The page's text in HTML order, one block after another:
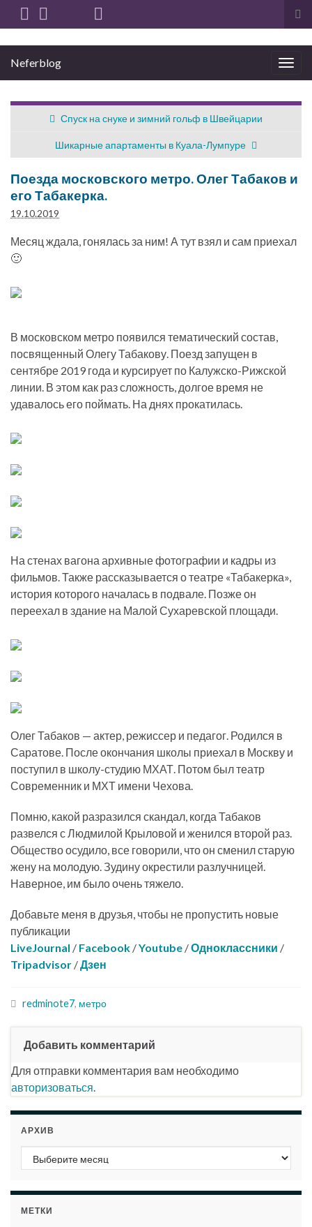
Вкл/
выкл
Neferblog
Спуск на снуке и зимний гольф в Швейцарии
Шикарные апартаменты в Куала-Лумпуре
Поезда московского метро. Олег Табаков и
его Табакерка.
19.10.2019
Месяц ждала, гонялась за ним! А тут взял и сам приехал
🙂
В московском метро появился тематический состав,
посвященный Олегу Табакову. Поезд запущен в
сентябре 2019 года и курсирует по Калужско-Рижской
линии. В этом как раз сложность, долгое время не
удавалось его поймать. На днях прокатилась.
На стенах вагона архивные фотографии и кадры из
фильмов. Также рассказывается о театре «Табакерка»,
история которого началась в подвале. Позже он
переехал в здание на Малой Сухаревской площади.
Олег Табаков — актер, режиссер и педагог. Родился в
Саратове. После окончания школы приехал в Москву и
поступил в школу-студию МХАТ. Потом был театр
Современник и МХТ имени Чехова.
Помню, какой разразился скандал, когда Табаков
развелся с Людмилой Крыловой и женился второй раз.
Общество осудило, все говорили, что он сменил старую
жену на молодую. Зудину окрестили разлучницей.
Наверное, им было очень тяжело.
Добавьте меня в друзья, чтобы не пропустить новые
публикации
LiveJournal / Facebook /Youtube /Одноклассники /
Tripadvisor / Дзен
redminote7, метро
Добавить комментарий
Для отправки комментария вам необходимо
авторизоваться
АРХИВ
Архив
МЕТКИ